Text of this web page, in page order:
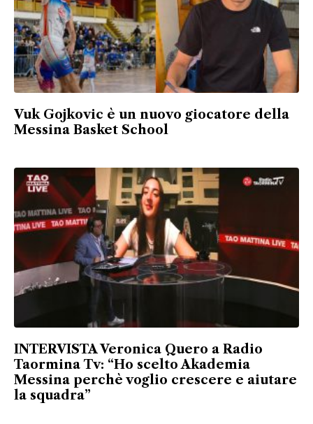
Vuk Gojkovic è un nuovo giocatore della
Messina Basket School
INTERVISTA Veronica Quero a Radio
Taormina Tv: “Ho scelto Akademia
Messina perchè voglio crescere e aiutare
la squadra”